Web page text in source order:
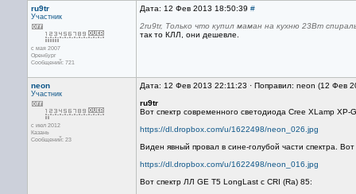
ru9tr
Участник
с мая 2007
Оренбург
Сообщений: 721
Дата: 12 Фев 2013 18:50:39 #
2ru9tr, Только что купил маман на кухню 23Вт
так то КЛЛ, они дешевле.
neon
Участник
с июл 2012
Казань
Сообщений: 23
Дата: 12 Фев 2013 22:11:23 · Поправил: neon (12 Фев
ru9tr
Вот спектр современного светодиода Cree XLamp
https://dl.dropbox.com/u/1622498/neon_026.jpg
Виден явный провал в сине-голубой части спектра.
https://dl.dropbox.com/u/1622498/neon_016.jpg
Вот спектр ЛЛ GE T5 LongLast с CRI (Ra) 85: